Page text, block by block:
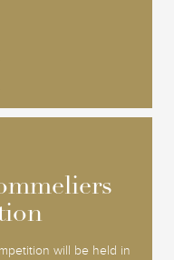
will be held in